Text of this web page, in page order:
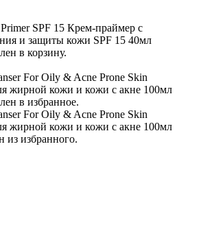
SPF 15 Крем-праймер с
и защиты кожи SPF 15 40мл
в корзину.
For Oily & Acne Prone Skin
жирной кожи и кожи с акне 100мл
в избранное.
For Oily & Acne Prone Skin
жирной кожи и кожи с акне 100мл
из избранного.